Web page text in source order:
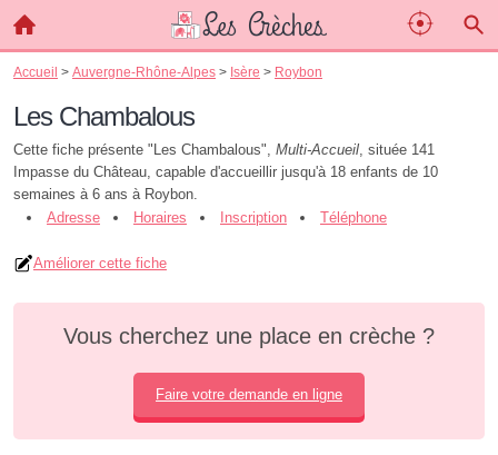
Accueil > Auvergne-Rhône-Alpes > Isère > Roybon
Les Chambalous
Cette fiche présente "Les Chambalous", Multi-Accueil, située 141
Impasse du Château, capable d'accueillir jusqu'à 18 enfants de 10
semaines à 6 ans à Roybon.
Adresse
Horaires Inscription Téléphone
Améliorer cette fiche
Vous cherchez une place en crèche ?
Faire votre demande en ligne